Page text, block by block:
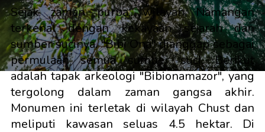
Sejak zaman purba, wilayah Namangan
terkenal dengan kekayaan sejarah dan
sumber sucinya. "Bibi Ona" dianggap sebagai
permulaan semua sumber suci. Berikut
adalah tapak arkeologi "Bibionamazor", yang
tergolong dalam zaman gangsa akhir.
Monumen ini terletak di wilayah Chust dan
meliputi kawasan seluas 4.5 hektar. Di